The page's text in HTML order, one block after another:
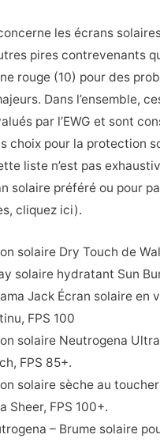
les écrans
pires contrevenants
rouge (10) pour des
Dans l’ensemble,
par l’EWG et sont
choix pour la protection
liste n’est pas
solaire préféré ou pour
cliquez ici).
solaire Dry Touch de
solaire hydratant Sun
Jack Écran solaire en
FPS 100
solaire Neutrogena
FPS 85+.
solaire sèche au
Sheer, FPS 100+.
– Brume solaire